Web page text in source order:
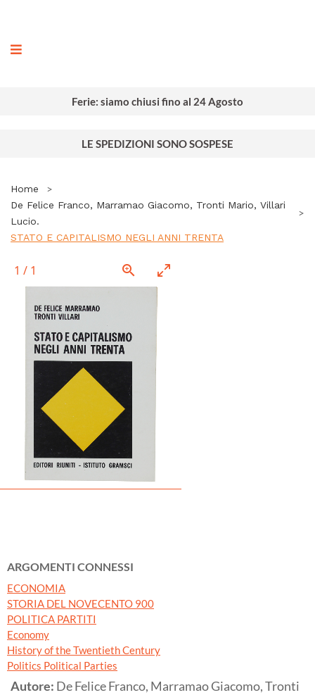
Ferie: siamo chiusi fino al 24 Agosto
LE SPEDIZIONI SONO SOSPESE
Home
De Felice Franco, Marramao Giacomo, Tronti Mario, Villari
Lucio.
STATO E CAPITALISMO NEGLI ANNI TRENTA
1 / 1
ARGOMENTI CONNESSI
ECONOMIA
STORIA DEL NOVECENTO 900
POLITICA PARTITI
Economy
History of the Twentieth Century
Politics Political Parties
Autore: De Felice Franco, Marramao Giacomo, Tronti